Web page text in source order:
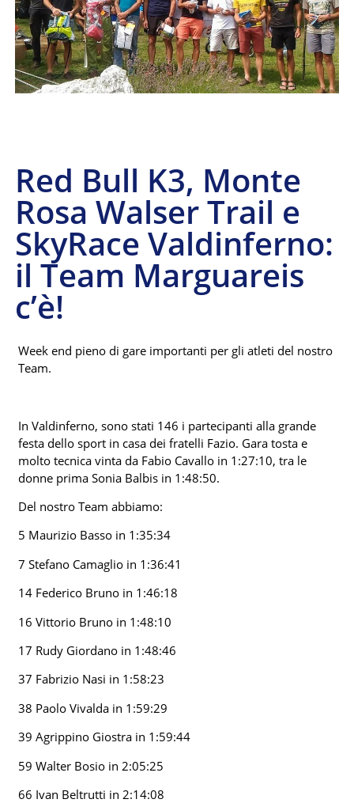
Red Bull K3, Monte
Rosa Walser Trail e
SkyRace Valdinferno:
il Team Marguareis
c’è!
Week end pieno di gare importanti per gli atleti del nostro
Team.
In Valdinferno, sono stati 146 i partecipanti alla grande
festa dello sport in casa dei fratelli Fazio. Gara tosta e
molto tecnica vinta da Fabio Cavallo in 1:27:10, tra le
donne prima Sonia Balbis in 1:48:50.
Del nostro Team abbiamo:
5 Maurizio Basso in 1:35:34
7 Stefano Camaglio in 1:36:41
14 Federico Bruno in 1:46:18
16 Vittorio Bruno in 1:48:10
17 Rudy Giordano in 1:48:46
37 Fabrizio Nasi in 1:58:23
38 Paolo Vivalda in 1:59:29
39 Agrippino Giostra in 1:59:44
59 Walter Bosio in 2:05:25
66 Ivan Beltrutti in 2:14:08